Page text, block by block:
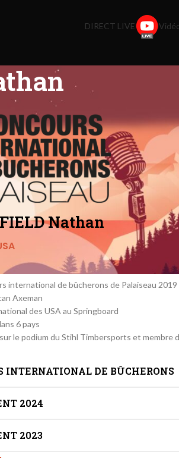
Les 7 épreuves
DIRECT LIVE
Nathan
international de bûcherons de Palaiseau
Axeman
des USA au Springboard
6 pays
le podium du Stihl Timbersports et membre
INTERNATIONAL DE BÛCHERONS
2024
2023